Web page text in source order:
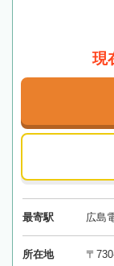
現
最寄駅 広島
所在地 〒